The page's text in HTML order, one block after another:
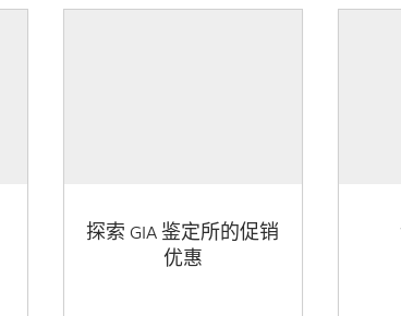
探索 GIA 鉴定所的促销
优惠